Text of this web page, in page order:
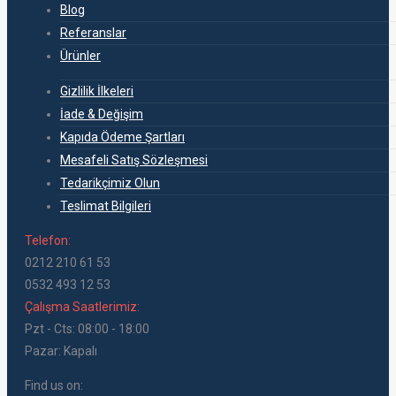
Blog
Referanslar
Ürünler
Gizlilik İlkeleri
İade & Değişim
Kapıda Ödeme Şartları
Mesafeli Satış Sözleşmesi
Tedarikçimiz Olun
Teslimat Bilgileri
Telefon:
0212 210 61 53
0532 493 12 53
Çalışma Saatlerimiz:
Pzt - Cts: 08:00 - 18:00
Pazar: Kapalı
Find us on: